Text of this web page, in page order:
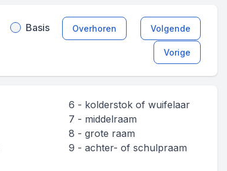
Basis Overhoren Volgende
Vorige
6 - kolderstok of wuifelaar
7 - middelraam
8 - grote raam
9 - achter- of schulpraam